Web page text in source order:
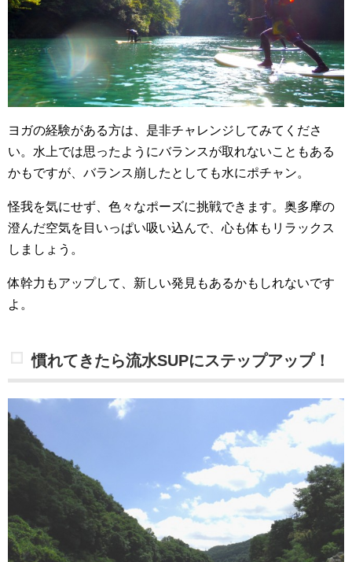
ヨガの経験がある方は、是非チャレンジしてみてくださ
い。水上では思ったようにバランスが取れないこともある
かもですが、バランス崩したとしても水にポチャン。
怪我を気にせず、色々なポーズに挑戦できます。奥多摩の
澄んだ空気を目いっぱい吸い込んで、心も体もリラックス
しましょう。
体幹力もアップして、新しい発見もあるかもしれないです
よ。
慣れてきたら流水SUPにステップアップ！